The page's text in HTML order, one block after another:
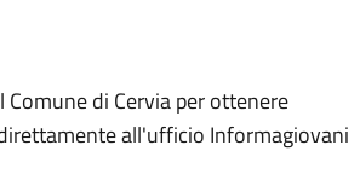
di Cervia per ottenere
all'ufficio Informagiovani